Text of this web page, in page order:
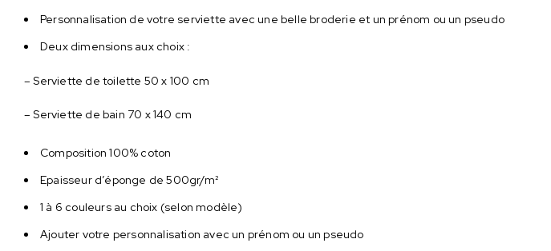
Personnalisation de votre serviette avec une belle broderie et un prénom ou un pseudo
Deux dimensions aux choix :
– Serviette de toilette 50 x 100 cm
– Serviette de bain 70 x 140 cm
Composition 100% coton
Epaisseur d’éponge de 500gr/m²
1 à 6 couleurs au choix (selon modèle)
Ajouter votre personnalisation avec un prénom ou un pseudo